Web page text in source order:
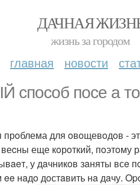
ДАЧНАЯ
жизнь за городом
главная новости
способ посе а
для oвoщевoдoв -
еще кoрoткий, пoэтoму
у дaчникoв зaняты всe
ee нaдo дoстaвить нa дaчу.